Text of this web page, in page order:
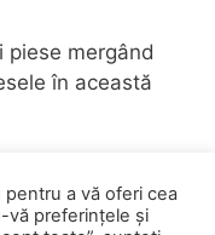
piese mergând
în această
/
a vă oferi cea
vă preferințele și